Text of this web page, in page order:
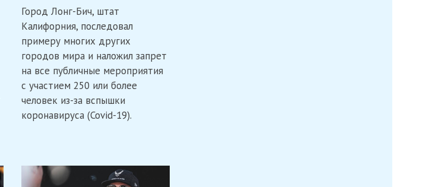
Город Лонг-Бич, штат
Калифорния, последовал
примеру многих других
городов мира и наложил запрет
на все публичные мероприятия
с участием 250 или более
человек из-за вспышки
коронавируса (Covid-19).